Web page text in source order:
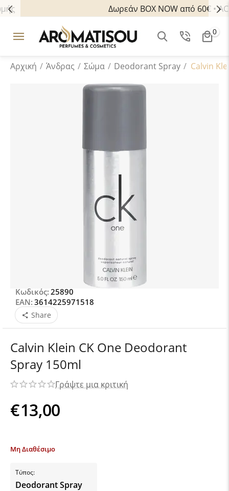
Πολλαπλοί τρόποι πληρωμής
0
Αρχική / Άνδρας / Σώμα / Deodorant Spray / Calvin
EAN: 3614225971518
Κωδικός: 25890
Share
Calvin Klein CK One Deodorant
Spray 150ml
Γράψτε μια κριτική
€13,00
Μη Διαθέσιμο
Τύπος:
Deodorant Spray